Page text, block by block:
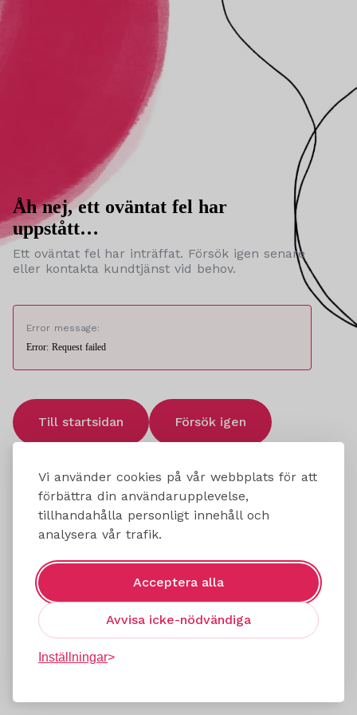
Vi använder cookies på vår webbplats för att
förbättra din användarupplevelse,
tillhandahålla personligt innehåll och
analysera vår trafik.
Acceptera alla
Avvisa icke-nödvändiga
Inställningar
Åh nej, ett oväntat fel har
uppstått…
Ett oväntat fel har inträffat. Försök igen senare
eller kontakta kundtjänst vid behov.
Error message:
Error: Request failed
Till startsidan Försök igen